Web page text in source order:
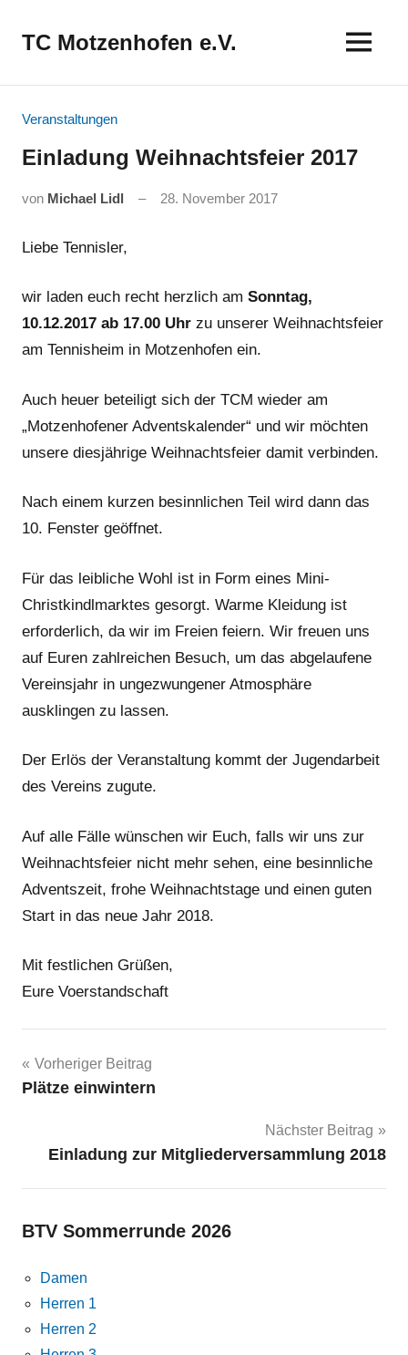
InhaltTC Motzenhofen e.V.
Veranstaltungen
Einladung Weihnachtsfeier 2017
von Michael Lidl 28. November 2017
Liebe Tennisler,
wir laden euch recht herzlich am Sonntag,
10.12.2017 ab 17.00 Uhr zu unserer Weihnachtsfeier
am Tennisheim in Motzenhofen ein.
Auch heuer beteiligt sich der TCM wieder am
„Motzenhofener Adventskalender“ und wir möchten
unsere diesjährige Weihnachtsfeier damit verbinden.
Nach einem kurzen besinnlichen Teil wird dann das
10. Fenster geöffnet.
Für das leibliche Wohl ist in Form eines Mini-
Christkindlmarktes gesorgt. Warme Kleidung ist
erforderlich, da wir im Freien feiern. Wir freuen uns
auf Euren zahlreichen Besuch, um das abgelaufene
Vereinsjahr in ungezwungener Atmosphäre
ausklingen zu lassen.
Der Erlös der Veranstaltung kommt der Jugendarbeit
des Vereins zugute.
Auf alle Fälle wünschen wir Euch, falls wir uns zur
Weihnachtsfeier nicht mehr sehen, eine besinnliche
Adventszeit, frohe Weihnachtstage und einen guten
Start in das neue Jahr 2018.
Mit festlichen Grüßen,
Eure Voerstandschaft
Beitragsnavigation
Vorheriger Beitrag
Plätze einwintern
Nächster Beitrag
Einladung zur Mitgliederversammlung 2018
BTV Sommerrunde 2026
Damen
Herren 1
Herren 2